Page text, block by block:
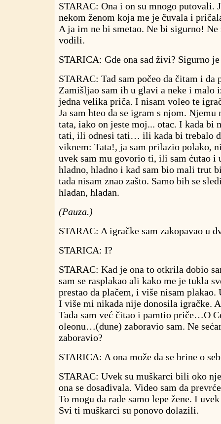
STARAC: Ona i on su mnogo putovali.
nekom ženom koja me je čuvala i
A ja im ne bi smetao. Ne bi sigurno! Ne
vodili.
STARICA: Gde ona sad živi? Sigurno
STARAC: Tad sam počeo da čitam i da
Zamišljao sam ih u glavi a neke i
jedna velika priča. I nisam voleo te
Ja sam hteo da se igram s njom. Njemu
tata, iako on jeste moj... otac. I kada bi
tati, ili odnesi tati… ili kada bi trebalo
viknem: Tata!, ja sam prilazio polako,
uvek sam mu govorio ti, ili sam ćutao i
hladno, hladno i kad sam bio mali trut
tada nisam znao zašto. Samo bih se
hladan, hladan.
(Pauza.)
STARAC: A igračke sam zakopavao u
STARICA: I?
STARAC: Kad je ona to otkrila dobio
sam se rasplakao ali kako me je tukla
prestao da plačem, i više nisam plakao.
I više mi nikada nije donosila igračke.
Tada sam već čitao i pamtio priče…O
oleonu…(dune) zaboravio sam. Ne
zaboravio?
STARICA: A ona može da se brine o
STARAC: Uvek su muškarci bili oko
ona se dosađivala. Video sam da
To mogu da rade samo lepe žene. I
Svi ti muškarci su ponovo dolazili.